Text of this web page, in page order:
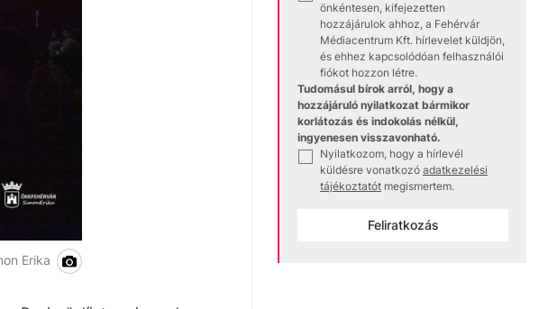
Erika
önkéntesen, kifejezetten
hozzájárulok ahhoz, a Fehérvár
Médiacentrum Kft. hírlevelet küldjön,
és ehhez kapcsolódóan felhasználói
fiókot hozzon létre.
Tudomásul bírok arról, hogy a
hozzájáruló nyilatkozat bármikor
korlátozás és indokolás nélkül,
ingyenesen visszavonható.
Nyilatkozom, hogy a hírlevél
küldésre vonatkozó adatkezelési
tájékoztatót megismertem.
Feliratkozás